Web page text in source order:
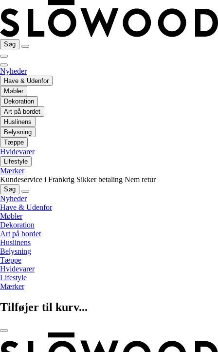
Søg
Nyheder
Have & Udenfor
Møbler
Dekoration
Art på bordet
Huslinens
Belysning
Tæppe
Hvidevarer
Lifestyle
Mærker
Kundeservice i Frankrig Sikker betaling Nem retur
Søg
Nyheder
Have & Udenfor
Møbler
Dekoration
Art på bordet
Huslinens
Belysning
Tæppe
Hvidevarer
Lifestyle
Mærker
Tilføjer til kurv...